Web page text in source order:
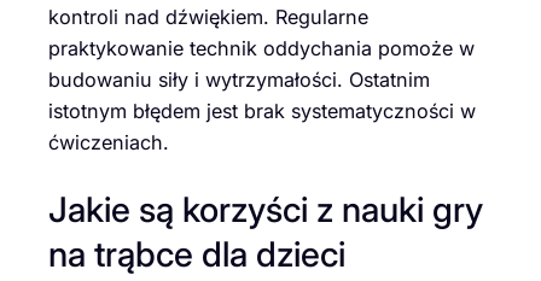
kontroli nad dźwiękiem. Regularne
praktykowanie technik oddychania pomoże w
budowaniu siły i wytrzymałości. Ostatnim
istotnym błędem jest brak systematyczności w
ćwiczeniach.
Jakie są korzyści z nauki gry
na trąbce dla dzieci